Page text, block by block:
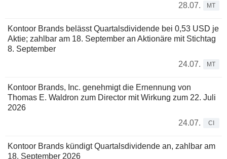
28.07.
MT
Kontoor Brands belässt Quartalsdividende bei 0,53 USD je
Aktie; zahlbar am 18. September an Aktionäre mit Stichtag
8. September
24.07.
MT
Kontoor Brands, Inc. genehmigt die Ernennung von
Thomas E. Waldron zum Director mit Wirkung zum 22. Juli
2026
24.07.
CI
Kontoor Brands kündigt Quartalsdividende an, zahlbar am
18. September 2026